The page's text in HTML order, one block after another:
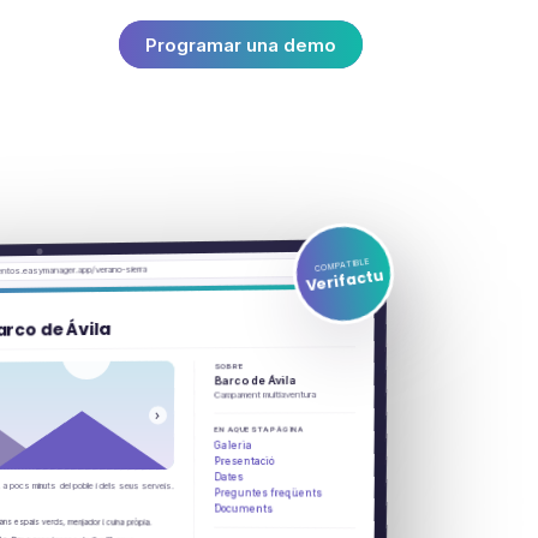
Programar una demo
COMPATIBLE
Verifactu
verano-sierra
de Ávila
›
a pocs minuts del poble i dels seus serveis.
espais verds, menjador i cuina pròpia.
SOBRE
Barco de Ávila
Campament multiaventura
EN AQUESTA PÀGINA
Galeria
Presentació
Dates
Preguntes freqüents
Documents